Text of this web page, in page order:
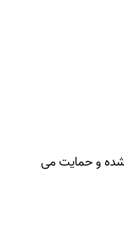
و حمایت می